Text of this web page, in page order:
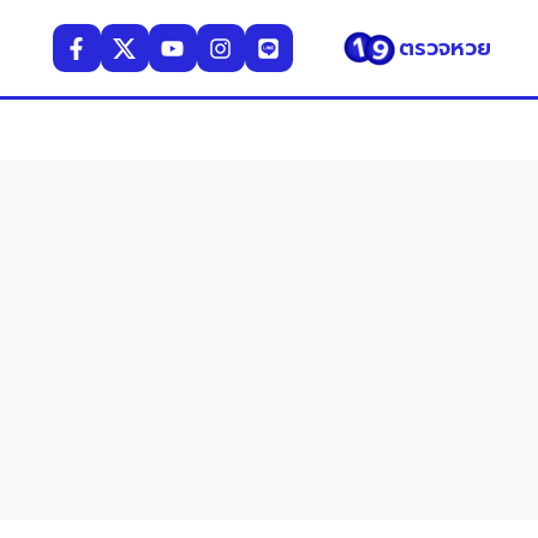
ตรวจหวย